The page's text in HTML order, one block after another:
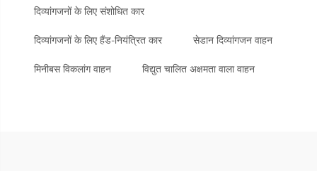
दिव्यांगजनों के लिए संशोधित कार
दिव्यांगजनों के लिए हैंड-नियंत्रित कार सेडान दिव्यांगजन वाहन
मिनीबस विकलांग वाहन विद्युत चालित अक्षमता वाला वाहन